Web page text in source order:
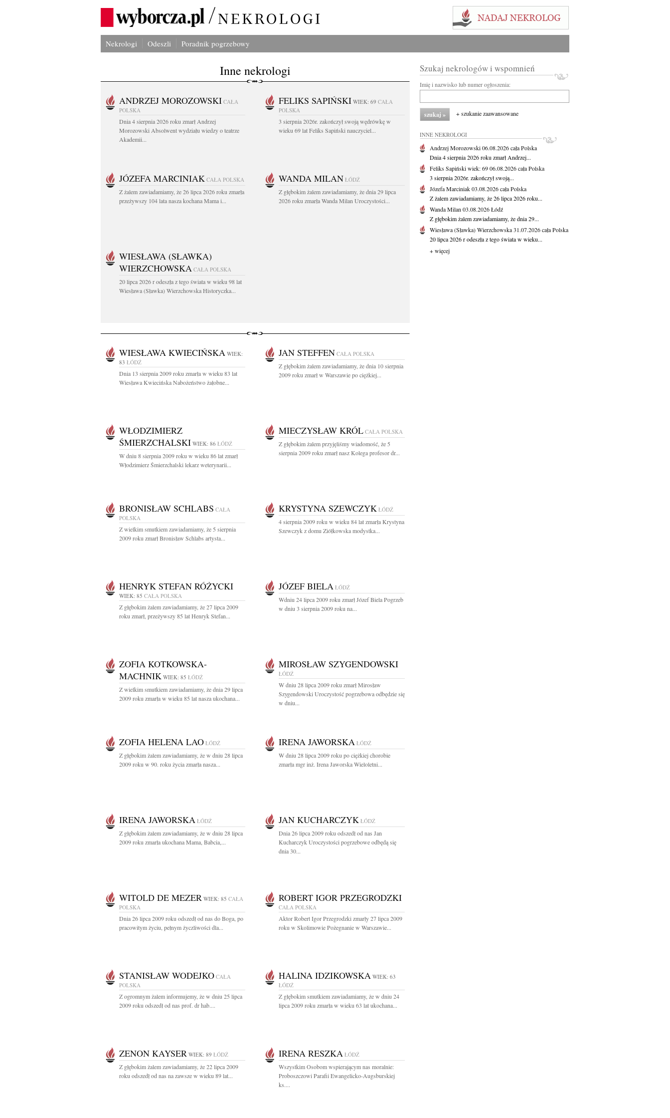
Nekrologi Odeszli Poradnik pogrzebowy
Inne nekrologi
ANDRZEJ MOROZOWSKI CAŁA
POLSKA
Dnia 4 sierpnia 2026 roku zmarł Andrzej
Morozowski Absolwent wydziału wiedzy o teatrze
Akademii...
FELIKS SAPIŃSKI WIEK: 69 CAŁA
POLSKA
3 sierpnia 2026r. zakończył swoją wędrówkę w
wieku 69 lat Feliks Sapiński nauczyciel...
JÓZEFA MARCINIAK CAŁA POLSKA
Z żalem zawiadamiamy, że 26 lipca 2026 roku zmarła
przeżywszy 104 lata nasza kochana Mama i...
WANDA MILAN ŁÓDŹ
Z głębokim żalem zawiadamiamy, że dnia 29 lipca
2026 roku zmarła Wanda Milan Uroczystości...
WIESŁAWA (SŁAWKA)
WIERZCHOWSKA CAŁA POLSKA
20 lipca 2026 r odeszła z tego świata w wieku 98 lat
Wiesława (Sławka) Wierzchowska Historyczka...
WIESŁAWA KWIECIŃSKA WIEK:
83 ŁÓDŹ
Dnia 13 sierpnia 2009 roku zmarła w wieku 83 lat
Wiesława Kwiecińska Nabożeństwo żałobne...
JAN STEFFEN CAŁA POLSKA
Z głębokim żalem zawiadamiamy, że dnia 10 sierpnia
2009 roku zmarł w Warszawie po ciężkiej...
WŁODZIMIERZ
ŚMIERZCHALSKI WIEK: 86 ŁÓDŹ
W dniu 8 sierpnia 2009 roku w wieku 86 lat zmarł
Włodzimierz Śmierzchalski lekarz weterynarii...
MIECZYSŁAW KRÓL CAŁA POLSKA
Z głębokim żalem przyjęliśmy wiadomość, że 5
sierpnia 2009 roku zmarł nasz Kolega profesor dr...
BRONISŁAW SCHLABS CAŁA
POLSKA
Z wielkim smutkiem zawiadamiamy, że 5 sierpnia
2009 roku zmarł Bronisław Schlabs artysta...
KRYSTYNA SZEWCZYK ŁÓDŹ
4 sierpnia 2009 roku w wieku 84 lat zmarła Krystyna
Szewczyk z domu Ziółkowska modystka...
HENRYK STEFAN RÓŻYCKI
WIEK: 85 CAŁA POLSKA
Z głębokim żalem zawiadamiamy, że 27 lipca 2009
roku zmarł, przeżywszy 85 lat Henryk Stefan...
JÓZEF BIELA ŁÓDŹ
Wdniu 24 lipca 2009 roku zmarł Józef Biela Pogrzeb
w dniu 3 sierpnia 2009 roku na...
ZOFIA KOTKOWSKA-
MACHNIK WIEK: 85 ŁÓDŹ
Z wielkim smutkiem zawiadamiamy, że dnia 29 lipca
2009 roku zmarła w wieku 85 lat nasza ukochana...
MIROSŁAW SZYGENDOWSKI
ŁÓDŹ
W dniu 28 lipca 2009 roku zmarł Mirosław
Szygendowski Uroczystość pogrzebowa odbędzie się
w dniu...
ZOFIA HELENA LAO ŁÓDŹ
Z głębokim żalem zawiadamiamy, że w dniu 28 lipca
2009 roku w 90. roku życia zmarła nasza...
IRENA JAWORSKA ŁÓDŹ
W dniu 28 lipca 2009 roku po ciężkiej chorobie
zmarła mgr inż. Irena Jaworska Wieloletni...
IRENA JAWORSKA ŁÓDŹ
Z głębokim żalem zawiadamiamy, że w dniu 28 lipca
2009 roku zmarła ukochana Mama, Babcia,...
JAN KUCHARCZYK ŁÓDŹ
Dnia 26 lipca 2009 roku odszedł od nas Jan
Kucharczyk Uroczystości pogrzebowe odbędą się
dnia 30...
WITOLD DE MEZER WIEK: 85 CAŁA
POLSKA
Dnia 26 lipca 2009 roku odszedł od nas do Boga, po
pracowitym życiu, pełnym życzliwości dla...
ROBERT IGOR PRZEGRODZKI
CAŁA POLSKA
Aktor Robert Igor Przegrodzki zmarły 27 lipca 2009
roku w Skolimowie Pożegnanie w Warszawie...
STANISŁAW WODEJKO CAŁA
POLSKA
Z ogromnym żalem informujemy, że w dniu 25 lipca
2009 roku odszedł od nas prof. dr hab....
HALINA IDZIKOWSKA WIEK: 63
ŁÓDŹ
Z głębokim smutkiem zawiadamiamy, że w dniu 24
lipca 2009 roku zmarła w wieku 63 lat ukochana...
ZENON KAYSER WIEK: 89 ŁÓDŹ
Z głębokim żalem zawiadamiamy, że 22 lipca 2009
roku odszedł od nas na zawsze w wieku 89 lat...
IRENA RESZKA ŁÓDŹ
Wszystkim Osobom wspierającym nas moralnie:
Proboszczowi Parafii Ewangelicko-Augsburskiej
ks....
Szukaj nekrologów i wspomnień
Imię i nazwisko lub numer ogłoszenia:
+ szukanie zaawansowane
INNE NEKROLOGI
Andrzej Morozowski06.08.2026cała Polska
Dnia 4 sierpnia 2026 roku zmarł Andrzej...
Feliks Sapińskiwiek: 6906.08.2026cała Polska
3 sierpnia 2026r. zakończył swoją...
Józefa Marciniak03.08.2026cała Polska
Z żalem zawiadamiamy, że 26 lipca 2026 roku...
Wanda Milan 03.08.2026Łódź
Z głębokim żalem zawiadamiamy, że dnia 29...
Wiesława (Sławka) Wierzchowska31.07.2026cała Polska
20 lipca 2026 r odeszła z tego świata w wieku...
+ więcej